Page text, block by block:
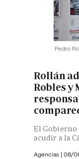
Pedro
Rollán
Robles y
El Gobierno
acudir a la
Agencias | 08/